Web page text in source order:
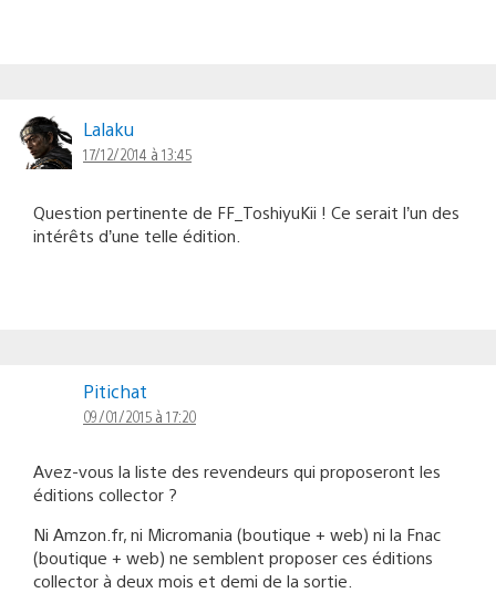
Lalaku
17/12/2014 à 13:45
Question pertinente de FF_ToshiyuKii ! Ce serait l’un des
intérêts d’une telle édition.
Pitichat
09/01/2015 à 17:20
Avez-vous la liste des revendeurs qui proposeront les
éditions collector ?
Ni Amzon.fr, ni Micromania (boutique + web) ni la Fnac
(boutique + web) ne semblent proposer ces éditions
collector à deux mois et demi de la sortie.